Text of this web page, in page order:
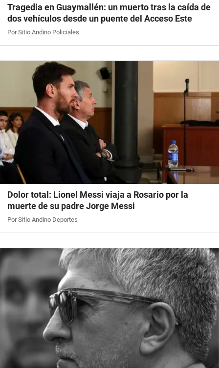
Tragedia en Guaymallén: un muerto tras la caída de
dos vehículos desde un puente del Acceso Este
Por Sitio Andino Policiales
Dolor total: Lionel Messi viaja a Rosario por la
muerte de su padre Jorge Messi
Por Sitio Andino Deportes